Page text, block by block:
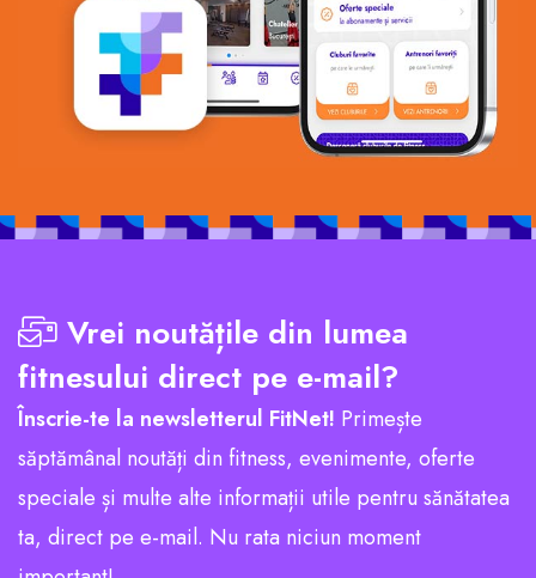
Vrei noutățile din lumea
fitnesului direct pe e-mail?
Înscrie-te la newsletterul FitNet! Primește
săptămânal noutăți din fitness, evenimente, oferte
speciale și multe alte informații utile pentru sănătatea
ta, direct pe e-mail. Nu rata niciun moment